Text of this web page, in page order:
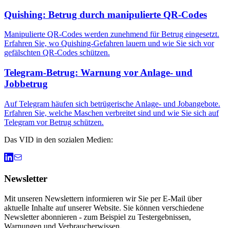
Quishing: Betrug durch manipulierte QR-Codes
Manipulierte QR-Codes werden zunehmend für Betrug eingesetzt.
Erfahren Sie, wo Quishing-Gefahren lauern und wie Sie sich vor
gefälschten QR-Codes schützen.
Telegram-Betrug: Warnung vor Anlage- und
Jobbetrug
Auf Telegram häufen sich betrügerische Anlage- und Jobangebote.
Erfahren Sie, welche Maschen verbreitet sind und wie Sie sich auf
Telegram vor Betrug schützen.
Das VID in den sozialen Medien:
Newsletter
Mit unseren Newslettern informieren wir Sie per E-Mail über
aktuelle Inhalte auf unserer Website. Sie können verschiedene
Newsletter abonnieren - zum Beispiel zu Testergebnissen,